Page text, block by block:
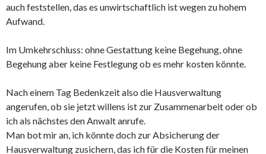
auch feststellen, das es unwirtschaftlich ist wegen zu hohem
Aufwand.
Im Umkehrschluss: ohne Gestattung keine Begehung, ohne
Begehung aber keine Festlegung ob es mehr kosten könnte.
Nach einem Tag Bedenkzeit also die Hausverwaltung
angerufen, ob sie jetzt willens ist zur Zusammenarbeit oder ob
ich als nächstes den Anwalt anrufe.
Man bot mir an, ich könnte doch zur Absicherung der
Hausverwaltung zusichern, das ich für die Kosten für meinen